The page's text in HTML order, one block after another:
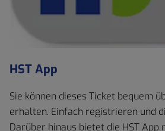
HST App
Sie können dieses Ticket bequem
erhalten. Einfach registrieren und
Darüber hinaus bietet die HST App